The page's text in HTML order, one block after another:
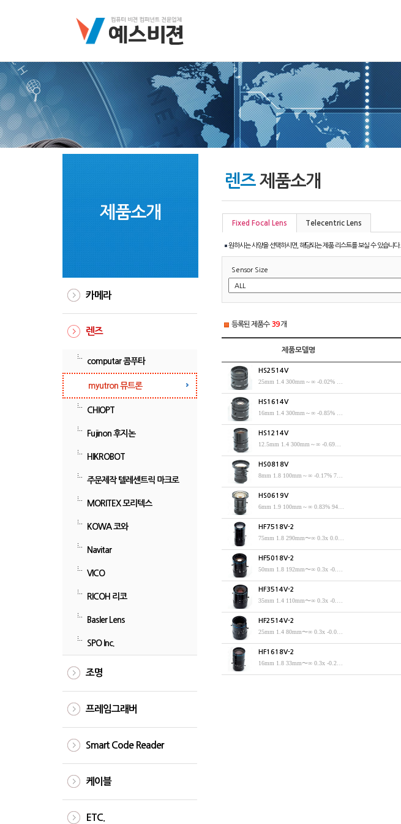
제품소개
카메라
렌즈
computar 콤푸타
myutron 뮤트론
CHIOPT
Fujinon 후지논
HIKROBOT
주문제작 텔레센트릭 마크로
MORITEX 모리텍스
KOWA 코와
Navitar
VICO
RICOH 리코
Basler Lens
SPO Inc.
조명
프레임그래버
Smart Code Reader
케이블
ETC.
렌즈제품소개
Fixed Focal Lens Telecentric Lens
원하시는 사양을 선택하시면, 해당되는 제품 리스트를 보실 수 있습니다.
Sensor Size
등록된 제품수 39개
제품모델명
HS2514V
HS1614V
HS1214V
HS0818V
HS0619V
HF7518V-2
HF5018V-2
HF3514V-2
HF2514V-2
HF1618V-2